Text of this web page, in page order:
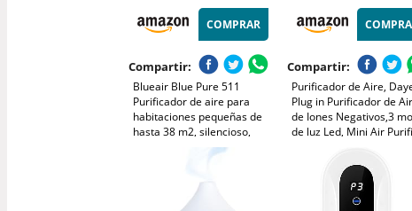
COMPRAR
Compartir:
Blueair Blue Pure 511
Purificador de aire para
habitaciones pequeñas de
hasta 38 m2, silencioso,
tecnología HEPASilent,
óptimo para el hogar,
infantiles, contra el polvo
Compartir:
Purificador de Aire,
Plug in Purificador de
de Iones Negativos,3
de luz Led, Mini Air
de Estar/Sala de
Mascotas/3Pcs